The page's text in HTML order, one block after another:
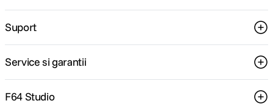
Suport
Service si garantii
F64 Studio